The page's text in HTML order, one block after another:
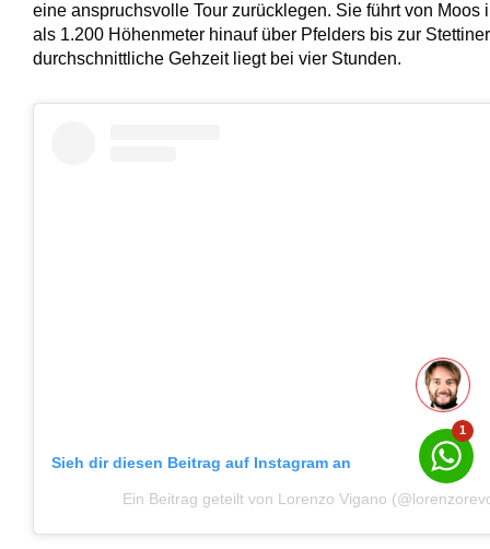
eine anspruchsvolle Tour zurücklegen. Sie führt von Moos
als 1.200 Höhenmeter hinauf über Pfelders bis zur
durchschnittliche Gehzeit liegt bei vier Stunden.
Sieh dir diesen Beitrag auf Instagram an
Ein Beitrag geteilt von Lorenzo Vigano
1